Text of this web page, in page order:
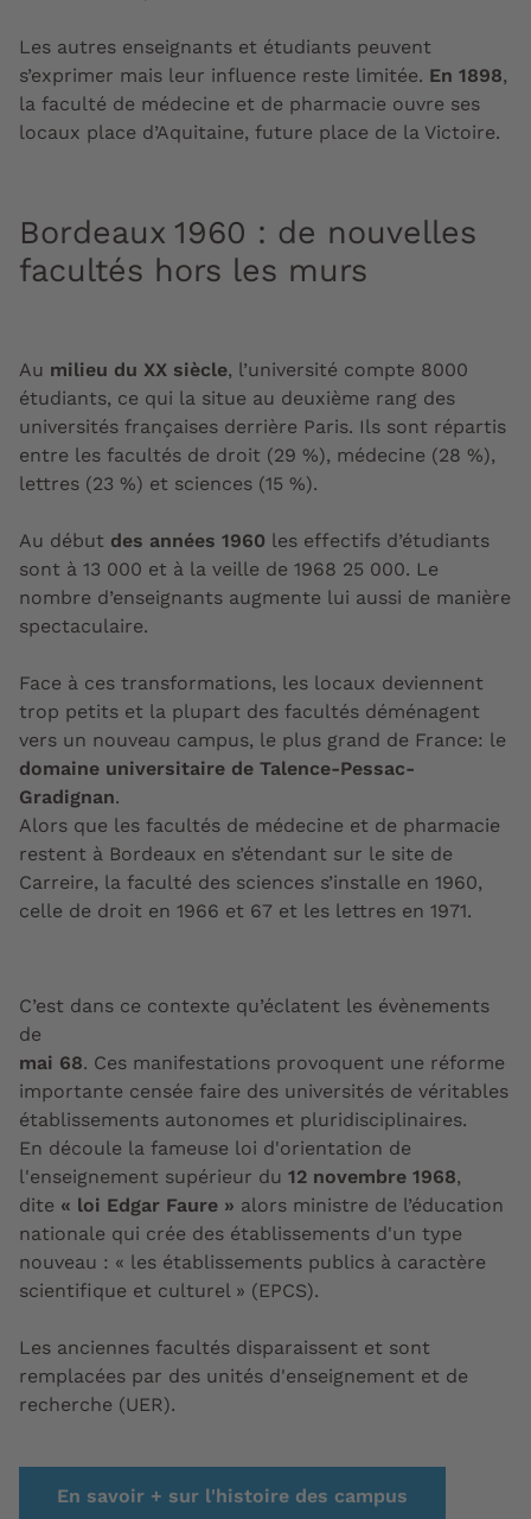
Les autres enseignants et étudiants peuvent
s’exprimer mais leur influence reste limitée. En 1898,
la faculté de médecine et de pharmacie ouvre ses
locaux place d’Aquitaine, future place de la Victoire.
Bordeaux 1960 : de nouvelles
facultés hors les murs
Au milieu du XX siècle, l’université compte 8000
étudiants, ce qui la situe au deuxième rang des
universités françaises derrière Paris. Ils sont répartis
entre les facultés de droit (29 %), médecine (28 %),
lettres (23 %) et sciences (15 %).
Au début des années 1960 les effectifs d’étudiants
sont à 13 000 et à la veille de 1968 25 000. Le
nombre d’enseignants augmente lui aussi de manière
spectaculaire.
Face à ces transformations, les locaux deviennent
trop petits et la plupart des facultés déménagent
vers un nouveau campus, le plus grand de France: le
domaine universitaire de Talence-Pessac-
Gradignan.
Alors que les facultés de médecine et de pharmacie
restent à Bordeaux en s’étendant sur le site de
Carreire, la faculté des sciences s’installe en 1960,
celle de droit en 1966 et 67 et les lettres en 1971.
C’est dans ce contexte qu’éclatent les évènements
de
mai 68. Ces manifestations provoquent une réforme
importante censée faire des universités de véritables
établissements autonomes et pluridisciplinaires.
En découle la fameuse loi d'orientation de
l'enseignement supérieur du 12 novembre 1968,
dite « loi Edgar Faure » alors ministre de l’éducation
nationale qui crée des établissements d'un type
nouveau : « les établissements publics à caractère
scientifique et culturel » (EPCS).
Les anciennes facultés disparaissent et sont
remplacées par des unités d'enseignement et de
recherche (UER).
En savoir + sur l'histoire des campus